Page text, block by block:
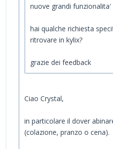
nuove grandi funzionalita'
hai qualche richiesta
ritrovare in kylix?
grazie dei feedback
Ciao Crystal,
in particolare il dover
(colazione, pranzo o cena).